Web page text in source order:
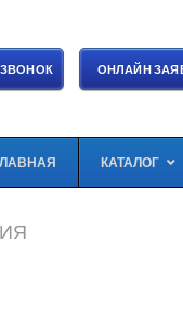
ЗВОНОК ОНЛАЙН
КАТАЛОГ